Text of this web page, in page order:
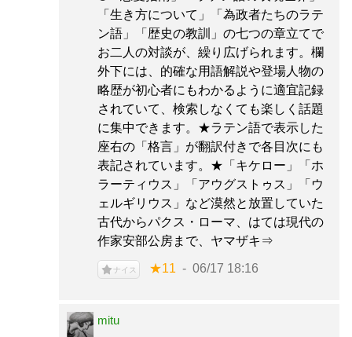
「生き方について」「為政者たちのラテ
ン語」「歴史の教訓」の七つの章立てで
お二人の対談が、繰り広げられます。欄
外下には、的確な用語解説や登場人物の
略歴が初心者にもわかるように適宜記録
されていて、検索しなくても楽しく話題
に集中できます。★ラテン語で表示した
座右の「格言」が翻訳付きで各目次にも
表記されています。★「キケロー」「ホ
ラーティウス」「アウグストゥス」「ウ
ェルギリウス」など漠然と放置していた
古代からパクス・ローマ、はては現代の
作家安部公房まで、ヤマザキ⇒
ナイス ★11 06/17 18:16
mitu